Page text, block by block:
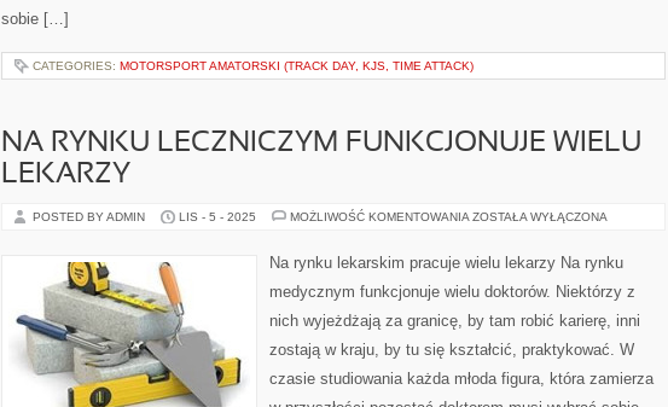
sobie […]
CATEGORIES: MOTORSPORT AMATORSKI (TRACK DAY, KJS, TIME ATTACK)
NA RYNKU LECZNICZYM FUNKCJONUJE WIELU
LEKARZY
POSTED BY ADMIN LIS - 5 - 2025 MOŻLIWOŚĆ KOMENTOWANIA NA
FUNKCJONUJE
WIELU
ZOSTAŁA WYŁĄCZONA
Na rynku lekarskim pracuje wielu lekarzy Na rynku
medycznym funkcjonuje wielu doktorów. Niektórzy z
nich wyjeżdżają za granicę, by tam robić karierę, inni
zostają w kraju, by tu się kształcić, praktykować. W
czasie studiowania każda młoda figura, która zamierza